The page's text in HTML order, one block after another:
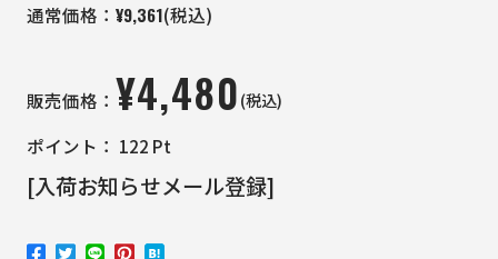
通常価格： ¥9,361(税込)
販売価格： ¥4,480(税込)
ポイント： 122 Pt
[入荷お知らせメール登録]